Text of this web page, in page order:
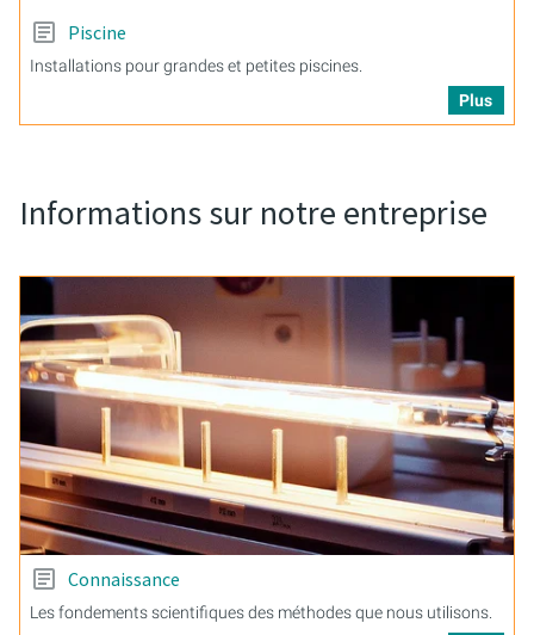
Piscine
Installations pour grandes et petites piscines.
Plus
Informations sur notre entreprise
Connaissance
Les fondements scientifiques des méthodes que nous utilisons.